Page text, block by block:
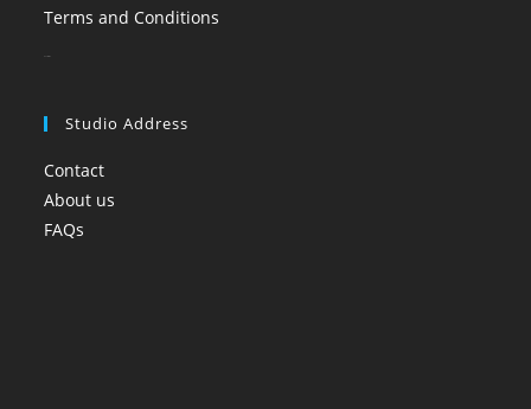
Terms and Conditions
Studio Address
Contact
About us
FAQs